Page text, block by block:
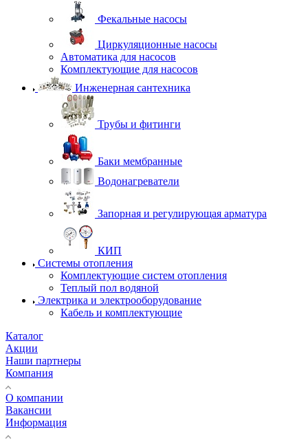
Фекальные насосы
Циркуляционные насосы
Автоматика для насосов
Комплектующие для насосов
Инженерная сантехника
Трубы и фитинги
Баки мембранные
Водонагреватели
Запорная и регулирующая арматура
КИП
Системы отопления
Комплектующие систем отопления
Теплый пол водяной
Электрика и электрооборудование
Кабель и комплектующие
Каталог
Акции
Наши партнеры
Компания
О компании
Вакансии
Информация